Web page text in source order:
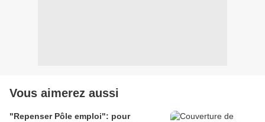
Vous aimerez aussi
"Repenser Pôle emploi": pour